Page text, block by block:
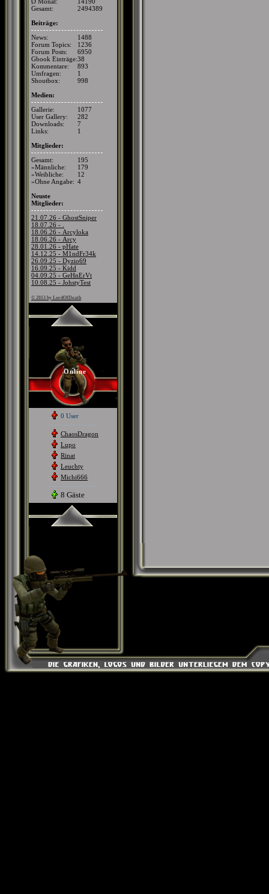
Gesamt:
2494389
Beiträge:
News:
1488
Forum Topics:
1236
Forum Posts:
6950
Gbook Einträge:38
Kommentare:
893
Umfragen:
1
Shoutbox:
998
Medien:
Gallerie:
1077
User Gallery:
282
Downloads:
7
Links:
1
Mitglieder:
Gesamt:
195
»Männliche:
179
»Weibliche:
12
»Ohne Angabe: 4
Neuste
Mitglieder:
21.07.26 - GhostSniper
18.07.26 - .
18.06.26 - Arcyloka
18.06.26 - Arcy
28.01.26 - pHate
14.12.25 - M1ndFr34k
26.09.25 - Dyzio69
16.09.25 - Kidd
04.09.25 - GeHnErVt
10.08.25 - JohstyTest
© 2013 by LordOfDeath
Online
0 User
ChaosDragon
Lupo
Rinat
Leuchty
Michi666
8 Gäste